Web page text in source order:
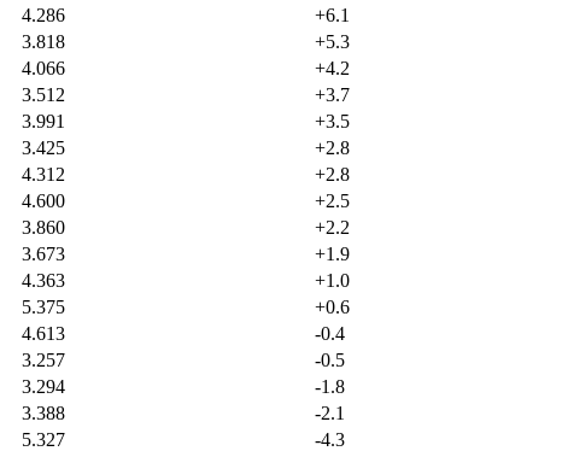
4.286
+6.1
3.818
+5.3
4.066
+4.2
3.512
+3.7
3.991
+3.5
3.425
+2.8
4.312
+2.8
4.600
+2.5
3.860
+2.2
3.673
+1.9
4.363
+1.0
5.375
+0.6
4.613
-0.4
3.257
-0.5
3.294
-1.8
3.388
-2.1
5.327
-4.3